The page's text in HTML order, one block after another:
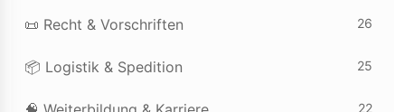
📜 Recht & Vorschriften 26
📦 Logistik & Spedition 25
22